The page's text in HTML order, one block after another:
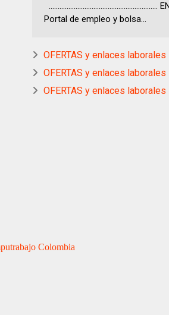
Portal de empleo y bolsa...
OFERTAS y enlaces laborales
OFERTAS y enlaces laborales
OFERTAS y enlaces laborales
Colombia